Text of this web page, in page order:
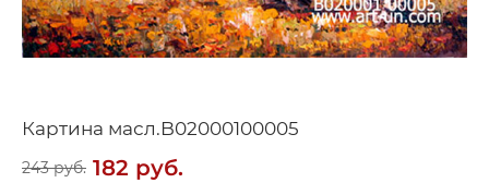
Картина масл.B02000100005
243руб. 182 руб.